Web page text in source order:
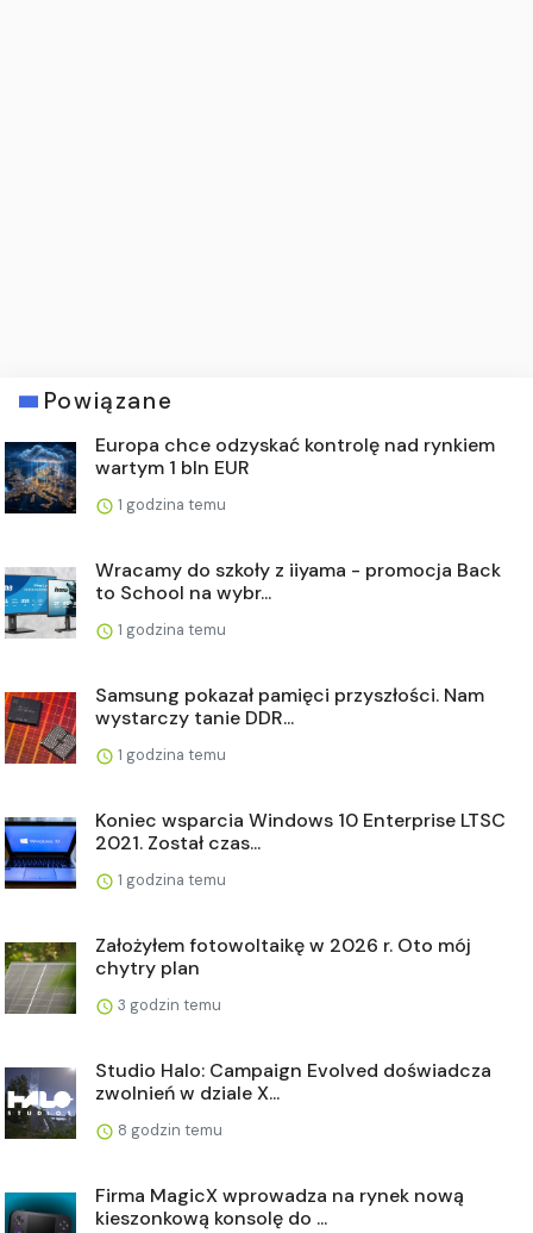
Powiązane
Europa chce odzyskać kontrolę nad rynkiem
wartym 1 bln EUR
1 godzina temu
Wracamy do szkoły z iiyama - promocja Back
to School na wybr...
1 godzina temu
Samsung pokazał pamięci przyszłości. Nam
wystarczy tanie DDR...
1 godzina temu
Koniec wsparcia Windows 10 Enterprise LTSC
2021. Został czas...
1 godzina temu
Założyłem fotowoltaikę w 2026 r. Oto mój
chytry plan
3 godzin temu
Studio Halo: Campaign Evolved doświadcza
zwolnień w dziale X...
8 godzin temu
Firma MagicX wprowadza na rynek nową
kieszonkową konsolę do ...